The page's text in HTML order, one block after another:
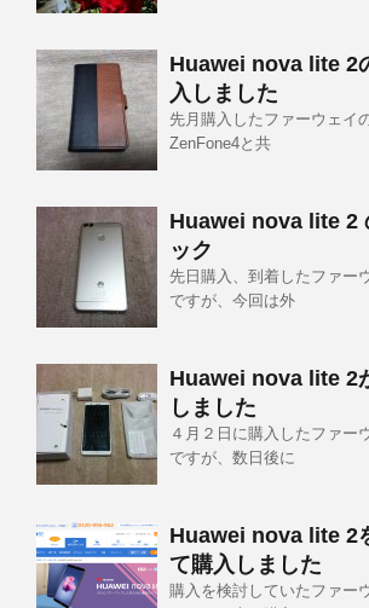
Huawei nova lite 2
入しました
先月購入したファーウェイ
ZenFone4と共
Huawei nova lite 2
ック
先日購入、到着したファー
ですが、今回は外
Huawei nova lite 2
しました
４月２日に購入したファー
ですが、数日後に
Huawei nova lite 2
て購入しました
購入を検討していたファー